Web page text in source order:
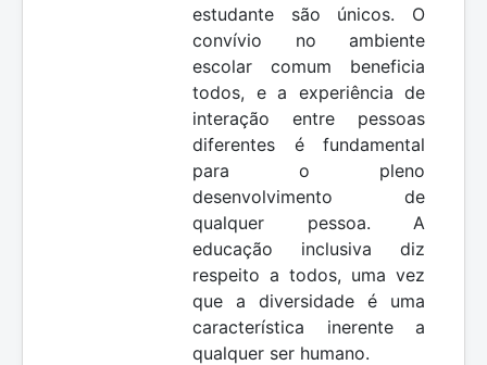
estudante são únicos. O
convívio no ambiente
escolar comum beneficia
todos, e a experiência de
interação entre pessoas
diferentes é fundamental
para o pleno
desenvolvimento de
qualquer pessoa. A
educação inclusiva diz
respeito a todos, uma vez
que a diversidade é uma
característica inerente a
qualquer ser humano.